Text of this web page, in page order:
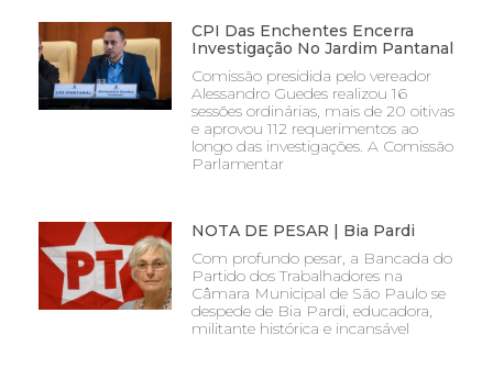
CPI Das Enchentes Encerra
Investigação No Jardim Pantanal
Comissão presidida pelo vereador
Alessandro Guedes realizou 16
sessões ordinárias, mais de 20 oitivas
e aprovou 112 requerimentos ao
longo das investigações. A Comissão
Parlamentar
NOTA DE PESAR | Bia Pardi
Com profundo pesar, a Bancada do
Partido dos Trabalhadores na
Câmara Municipal de São Paulo se
despede de Bia Pardi, educadora,
militante histórica e incansável